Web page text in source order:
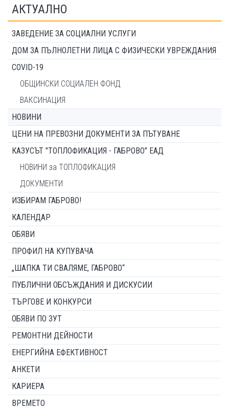
АКТУАЛНО
ЗАВЕДЕНИЕ ЗА СОЦИАЛНИ УСЛУГИ
ДОМ ЗА ПЪЛНОЛЕТНИ ЛИЦА С ФИЗИЧЕСКИ УВРЕЖДАНИЯ
COVID-19
ОБЩИНСКИ СОЦИАЛЕН ФОНД
ВАКСИНАЦИЯ
НОВИНИ
ЦЕНИ НА ПРЕВОЗНИ ДОКУМЕНТИ ЗА ПЪТУВАНЕ
КАЗУСЪТ "ТОПЛОФИКАЦИЯ - ГАБРОВО" ЕАД
НОВИНИ за ТОПЛОФИКАЦИЯ
ДОКУМЕНТИ
ИЗБИРАМ ГАБРОВО!
КАЛЕНДАР
ОБЯВИ
ПРОФИЛ НА КУПУВАЧА
„ШАПКА ТИ СВАЛЯМЕ, ГАБРОВО“
ПУБЛИЧНИ ОБСЪЖДАНИЯ И ДИСКУСИИ
ТЪРГОВЕ И КОНКУРСИ
ОБЯВИ ПО ЗУТ
РЕМОНТНИ ДЕЙНОСТИ
ЕНЕРГИЙНА ЕФЕКТИВНОСТ
АНКЕТИ
КАРИЕРА
ВРЕМЕТО